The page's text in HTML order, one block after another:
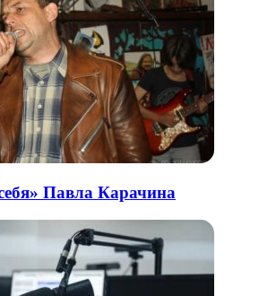
Павла Карачина